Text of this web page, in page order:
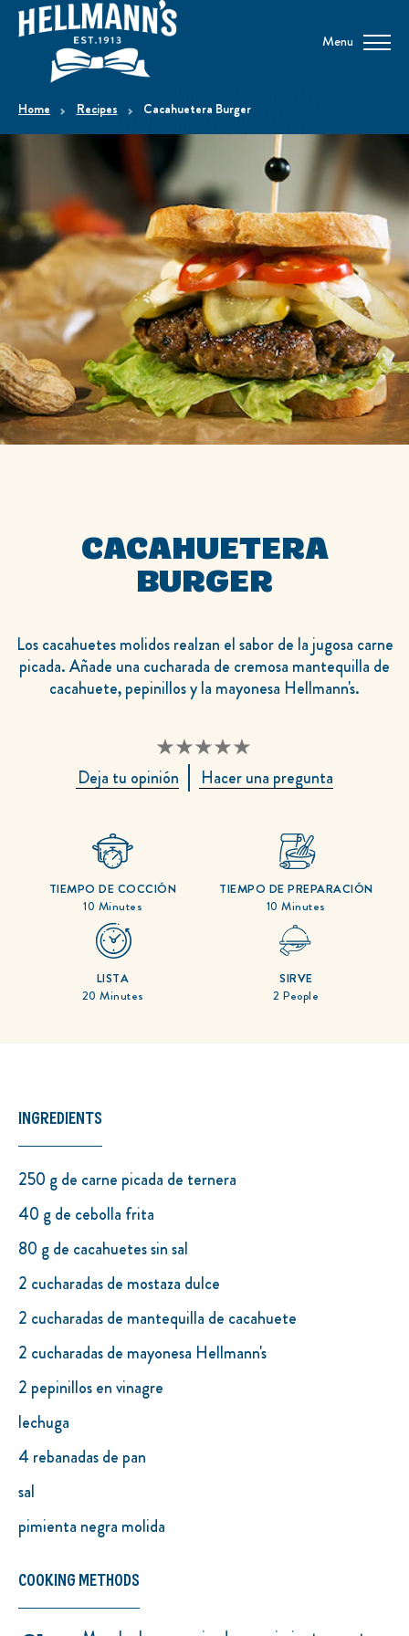
Menu
home Recipes Cacahuetera Burger
CACAHUETERA
BURGER
Los cacahuetes molidos realzan el sabor de la jugosa carne
picada. Añade una cucharada de cremosa mantequilla de
cacahuete, pepinillos y la mayonesa Hellmann's.
se
han
Deja tu opinión Hacer una pregunta
10 Minutes
TIEMPO DE COCCIÓN
10 Minutes
TIEMPO DE PREPARACIÓN
20 Minutes
LISTA
2 People
SIRVE
INGREDIENTS
250 g de carne picada de ternera
40 g de cebolla frita
80 g de cacahuetes sin sal
2 cucharadas de mostaza dulce
2 cucharadas de mantequilla de cacahuete
2 cucharadas de mayonesa Hellmann's
2 pepinillos en vinagre
lechuga
4 rebanadas de pan
sal
pimienta negra molida
COOKING METHODS